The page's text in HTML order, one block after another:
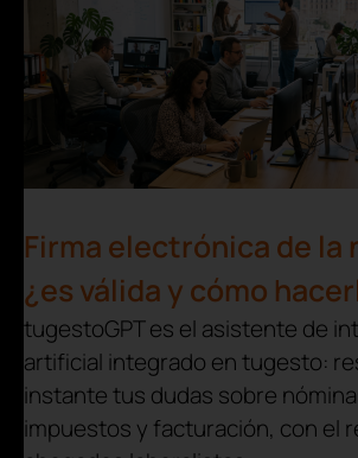
Firma electrónica de la
¿es válida y cómo
tugestoGPT es el asistente de
artificial integrado en tugesto:
instante tus dudas sobre
impuestos y facturación, con el